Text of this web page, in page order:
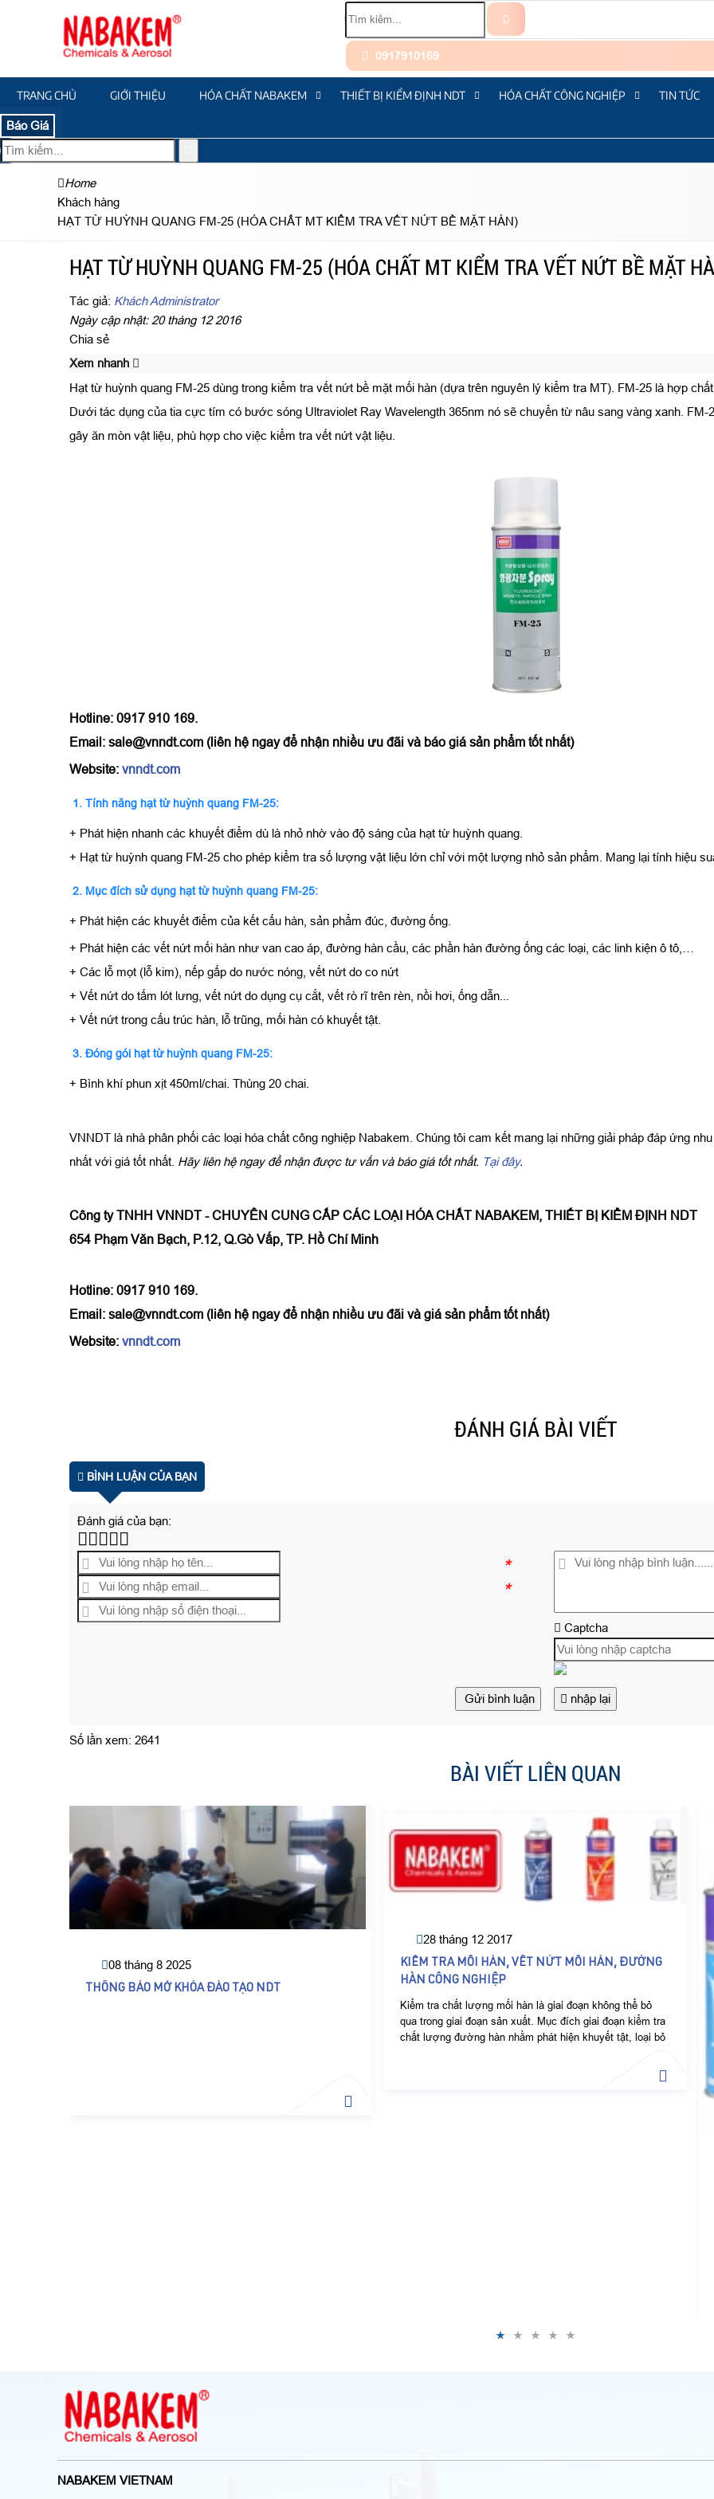
0917910169
TRANG CHỦ GIỚI THIỆU HÓA CHẤT NABAKEM THIẾT BỊ KIỂM ĐỊNH NDT HÓA CHẤT CÔNG NGHIỆP TIN TỨC
Báo Giá
Home
Khách hàng
HẠT TỪ HUỲNH QUANG FM-25 (HÓA CHẤT MT KIỂM TRA VẾT NỨT BỀ MẶT HÀN)
HẠT TỪ HUỲNH QUANG FM-25 (HÓA CHẤT MT KIỂM TRA VẾT NỨT BỀ MẶT
Tác giả: Khách Administrator
Ngày cập nhật: 20 tháng 12 2016
Chia sẻ
Xem nhanh
Hạt từ huỳnh quang FM-25 dùng trong kiểm tra vết nứt bề mặt mối hàn (dựa trên nguyên lý kiểm tra MT). FM-25 là hợp
Dưới tác dụng của tia cực tím có bước sóng Ultraviolet Ray Wavelength 365nm nó sẽ chuyển từ nâu sang vàng xanh.
gây ăn mòn vật liệu, phù hợp cho việc kiểm tra vết nứt vật liệu.
Hotline: 0917 910 169.
Email: sale@vnndt.com (liên hệ ngay để nhận nhiều ưu đãi và báo giá sản phẩm tốt nhất)
Website: vnndt.com
1. Tính năng hạt từ huỳnh quang FM-25:
+ Phát hiện nhanh các khuyết điểm dù là nhỏ nhờ vào độ sáng của hạt từ huỳnh quang.
+ Hạt từ huỳnh quang FM-25 cho phép kiểm tra số lượng vật liệu lớn chỉ với một lượng nhỏ sản phẩm. Mang lại tính hiệu
2. Mục đích sử dụng hạt từ huỳnh quang FM-25:
+ Phát hiện các khuyết điểm của kết cấu hàn, sản phẩm đúc, đường ống.
+ Phát hiện các vết nứt mối hàn như van cao áp, đường hàn cầu, các phần hàn đường ống các loại, các linh kiện ô tô,…
+ Các lỗ mọt (lỗ kim), nếp gấp do nước nóng, vết nứt do co nứt
+ Vết nứt do tấm lót lưng, vết nứt do dụng cụ cắt, vết rò rĩ trên rèn, nồi hơi, ống dẫn...
+ Vết nứt trong cấu trúc hàn, lỗ trũng, mối hàn có khuyết tật.
3. Đóng gói hạt từ huỳnh quang FM-25:
+ Bình khí phun xịt 450ml/chai. Thùng 20 chai.
VNNDT là nhà phân phối các loại hóa chất công nghiệp Nabakem. Chúng tôi cam kết mang lại những giải pháp đáp ứng
nhất với giá tốt nhất. Hãy liên hệ ngay để nhận được tư vấn và báo giá tốt nhất. Tại đây.
Công ty TNHH VNNDT - CHUYÊN CUNG CẤP CÁC LOẠI HÓA CHẤT NABAKEM, THIẾT BỊ KIỂM ĐỊNH NDT
654 Phạm Văn Bạch, P.12, Q.Gò Vấp, TP. Hồ Chí Minh
Hotline: 0917 910 169.
Email: sale@vnndt.com (liên hệ ngay để nhận nhiều ưu đãi và giá sản phẩm tốt nhất)
Website: vnndt.com
ĐÁNH GIÁ BÀI VIẾT
BÌNH LUẬN CỦA BẠN
Đánh giá của bạn:
*
*
Captcha
Gửi bình luận nhập lại
Số lần xem: 2641
BÀI VIẾT LIÊN QUAN
08 tháng 8 2025
THÔNG BÁO MỞ KHÓA ĐÀO TẠO NDT
28 tháng 12 2017
KIỂM TRA MỐI HÀN, VẾT NỨT MỐI HÀN, ĐƯỜNG
HÀN CÔNG NGHIỆP
Kiểm tra chất lượng mối hàn là giai đoạn không thể bỏ
qua trong giai đoạn sản xuất. Mục đích giai đoạn kiểm tra
chất lượng đường hàn nhằm phát hiện khuyết tật, loại bỏ
NABAKEM VIETNAM